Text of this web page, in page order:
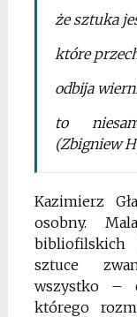
że sztuka
które
odbija
to
(Zbigniew
Kazimierz
osobny.
sztuce
wszystko –
którego